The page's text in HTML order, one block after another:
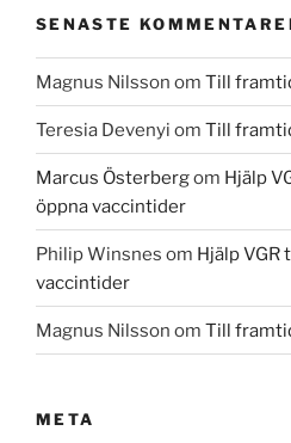
SENASTE
Magnus Nilsson om Till
Teresia Devenyi om Till
Marcus Österbergom Hjälp
öppna vaccintider
Philip Winsnes om Hjälp VGR
vaccintider
Magnus Nilsson om Till
META